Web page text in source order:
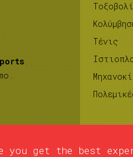
.
.
Τένις
you get the best